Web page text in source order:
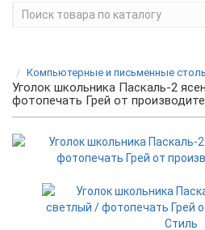
Компьютерные и письменные
Уголок школьника Паскаль-2
фотопечать Грей от